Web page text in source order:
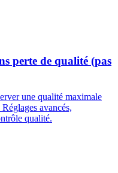
perte de qualité (pas
une qualité maximale
avancés,
qualité.